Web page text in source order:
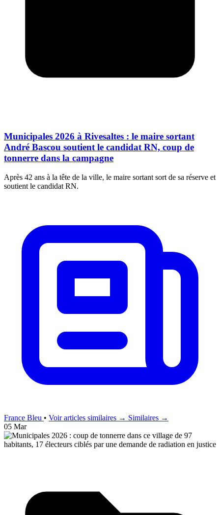
Municipales 2026 à Rivesaltes : le maire sortant
André Bascou soutient le candidat RN, coup de
tonnerre dans la campagne
Après 42 ans à la tête de la ville, le maire sortant sort de sa réserve et
soutient le candidat RN.
France Bleu • Voir articles similaires → Similaires →
05 Mar